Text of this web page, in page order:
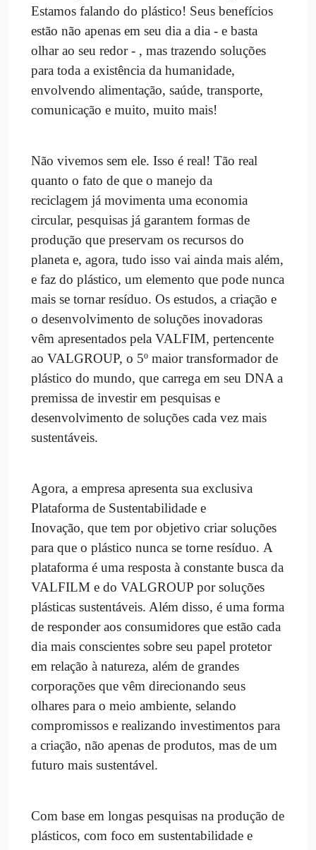
Estamos falando do plástico! Seus benefícios
estão não apenas em seu dia a dia - e basta
olhar ao seu redor - , mas trazendo soluções
para toda a existência da humanidade,
envolvendo alimentação, saúde, transporte,
comunicação e muito, muito mais!
Não vivemos sem ele. Isso é real! Tão real
quanto o fato de que o manejo da
reciclagem já movimenta uma economia
circular, pesquisas já garantem formas de
produção que preservam os recursos do
planeta e, agora, tudo isso vai ainda mais além,
e faz do plástico, um elemento que pode nunca
mais se tornar resíduo. Os estudos, a criação e
o desenvolvimento de soluções inovadoras
vêm apresentados pela VALFIM, pertencente
ao VALGROUP, o 5º maior transformador de
plástico do mundo, que carrega em seu DNA a
premissa de investir em pesquisas e
desenvolvimento de soluções cada vez mais
sustentáveis.
Agora, a empresa apresenta sua exclusiva
Plataforma de Sustentabilidade e
Inovação, que tem por objetivo criar soluções
para que o plástico nunca se torne resíduo. A
plataforma é uma resposta à constante busca da
VALFILM e do VALGROUP por soluções
plásticas sustentáveis. Além disso, é uma forma
de responder aos consumidores que estão cada
dia mais conscientes sobre seu papel protetor
em relação à natureza, além de grandes
corporações que vêm direcionando seus
olhares para o meio ambiente, selando
compromissos e realizando investimentos para
a criação, não apenas de produtos, mas de um
futuro mais sustentável.
Com base em longas pesquisas na produção de
plásticos, com foco em sustentabilidade e